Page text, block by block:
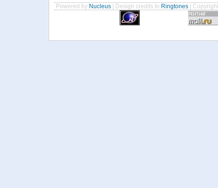
Powered by Nucleus | Design credits to Ringtones |